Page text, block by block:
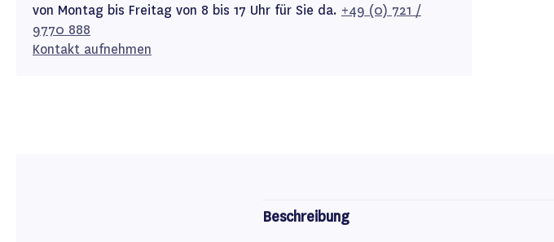
von Montag bis Freitag von 8 bis 17 Uhr für Sie da. +49 (0) 721 /
9770 888
Kontakt aufnehmen
Beschreibung